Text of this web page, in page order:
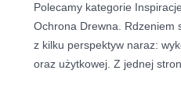
Polecamy kategorie
Ochrona Drewna. Rdzeniem
z kilku perspektyw naraz:
oraz użytkowej. Z jednej